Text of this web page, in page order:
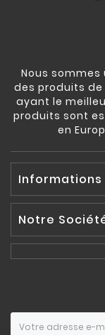
Nous
des produits
ayant le
produits sont
en
Informations
Notre